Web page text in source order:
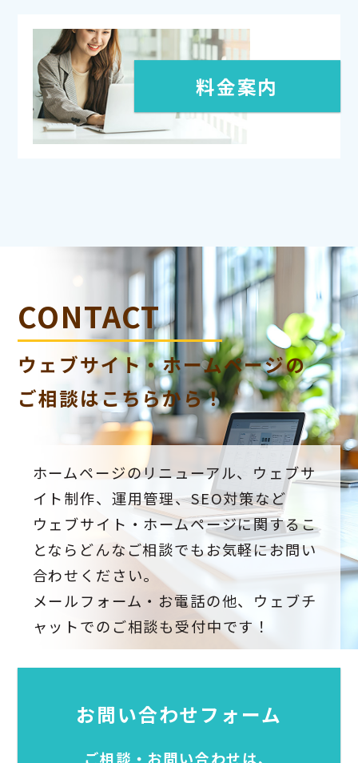
料金案内
CONTACT
ウェブサイト・ホームページの
ご相談はこちらから！
ホームページのリニューアル、ウェブサ
イト制作、運用管理、SEO対策など
ウェブサイト・ホームページに関するこ
とならどんなご相談でもお気軽にお問い
合わせください。
メールフォーム・お電話の他、ウェブチ
ャットでのご相談も受付中です！
お問い合わせフォーム
ご相談・お問い合わせは、